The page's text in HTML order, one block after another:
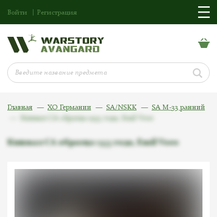
Войти Регистрация
Главная ХО Германии SA/NSKK
SA M-33 ранний
Кинжал СА образца 1933 года, Emil Voos